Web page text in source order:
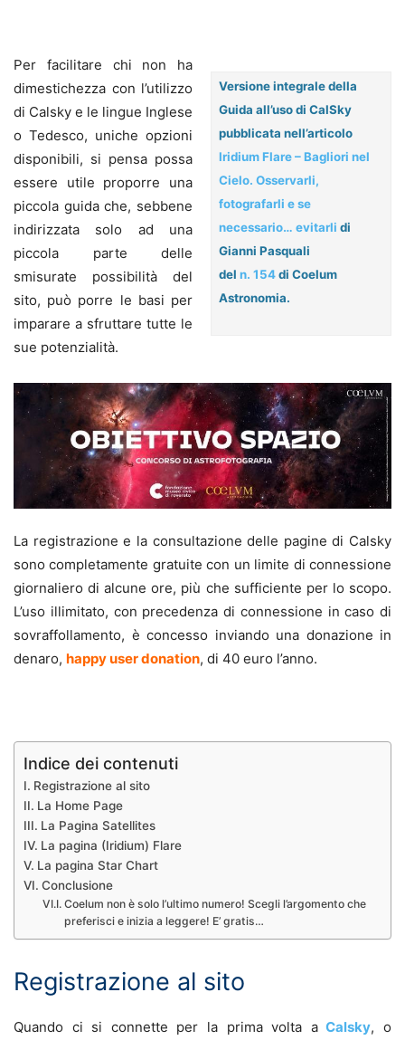
Versione integrale della
Guida all’uso di CalSky
pubblicata nell’articolo
Iridium Flare – Bagliori nel
Cielo. Osservarli,
fotografarli e se
necessario… evitarli di
Gianni Pasquali
del n. 154di Coelum
Astronomia.
Per facilitare chi non ha
dimestichezza con l’utilizzo
di Calsky e le lingue Inglese
o Tedesco, uniche opzioni
disponibili, si pensa possa
essere utile proporre una
piccola guida che, sebbene
indirizzata solo ad una
piccola parte delle
smisurate possibilità del
sito, può porre le basi per
imparare a sfruttare tutte le
sue potenzialità.
La registrazione e la consultazione delle pagine di Calsky
sono completamente gratuite con un limite di connessione
giornaliero di alcune ore, più che sufficiente per lo scopo.
L’uso illimitato, con precedenza di connessione in caso di
sovraffollamento, è concesso inviando una donazione in
denaro, happy user donation, di 40 euro l’anno.
Indice dei contenuti
Registrazione al sito
La Home Page
La Pagina Satellites
La pagina (Iridium) Flare
La pagina Star Chart
Conclusione
Coelum non è solo l’ultimo numero! Scegli l’argomento che
preferisci e inizia a leggere! E’ gratis…
Registrazione al sito
Quando ci si connette per la prima volta a Calsky, o